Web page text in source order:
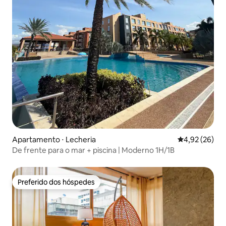
Apartamento ⋅ Lecheria 4,92 de uma
4,92 (26)
De frente para o mar + piscina | Moderno 1H/1B
Preferido dos hóspedes
Preferido dos hóspedes